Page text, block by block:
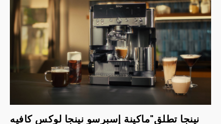
نينجا تطلق"ماكينة إسبرسو نينجا لوكس كافيه